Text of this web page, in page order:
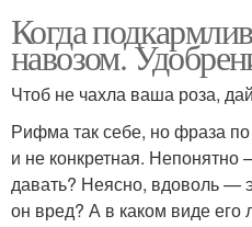
Когда
навозом.
Чтоб не чахла ваша роза,
Рифма так себе, но фраза по
и не конкретная. Непонятно
давать? Неясно, вдоволь —
он вред? А в каком виде его